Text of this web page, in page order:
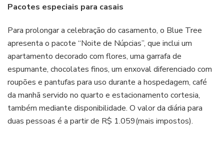
Pacotes especiais para casais
Para prolongar a celebração do casamento, o Blue Tree
apresenta o pacote “Noite de Núpcias”, que inclui um
apartamento decorado com flores, uma garrafa de
espumante, chocolates finos, um enxoval diferenciado com
roupões e pantufas para uso durante a hospedagem, café
da manhã servido no quarto e estacionamento cortesia,
também mediante disponibilidade. O valor da diária para
duas pessoas é a partir de R$ 1.059(mais impostos).